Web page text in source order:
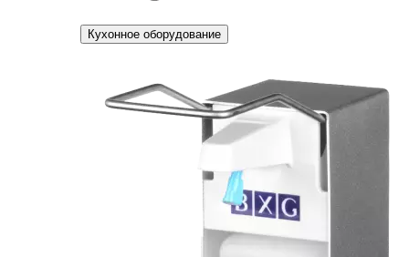
Кухонное оборудование